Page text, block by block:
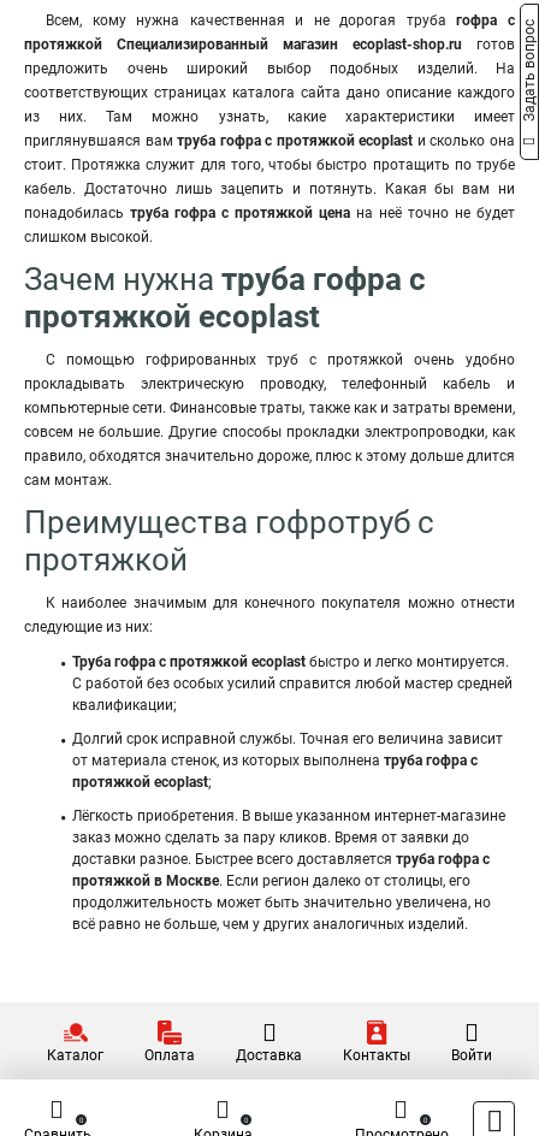
Всем, кому нужна качественная и не дорогая трубагофра с
протяжкой Специализированный магазин ecoplast-shop.ru готов
предложить очень широкий выбор подобных изделий. На
соответствующих страницах каталога сайта дано описание каждого
из них. Там можно узнать, какие характеристики имеет
приглянувшаяся вамтруба гофра с протяжкой ecoplast и сколько она
стоит. Протяжка служит для того, чтобы быстро протащить по трубе
кабель. Достаточно лишь зацепить и потянуть. Какая бы вам ни
понадобилась труба гофра с протяжкой цена на неё точно не будет
слишком высокой.
Зачем нужна труба гофра с
протяжкой ecoplast
С помощью гофрированных труб с протяжкой очень удобно
прокладывать электрическую проводку, телефонный кабель и
компьютерные сети. Финансовые траты, также как и затраты времени,
совсем не большие. Другие способы прокладки электропроводки, как
правило, обходятся значительно дороже, плюс к этому дольше длится
сам монтаж.
Преимущества гофротруб с
протяжкой
К наиболее значимым для конечного покупателя можно отнести
следующие из них:
Труба гофра с протяжкой ecoplast быстро и легко монтируется.
С работой без особых усилий справится любой мастер средней
квалификации;
Долгий срок исправной службы. Точная его величина зависит
от материала стенок, из которых выполнена труба гофра с
протяжкой ecoplast;
Лёгкость приобретения. В выше указанном интернет-магазине
заказ можно сделать за пару кликов. Время от заявки до
доставки разное. Быстрее всего доставляется труба гофра с
протяжкой в Москве. Если регион далеко от столицы, его
продолжительность может быть значительно увеличена, но
всё равно не больше, чем у других аналогичных изделий.
Каталог Оплата Доставка Контакты Войти
0 0 0
Задать вопрос